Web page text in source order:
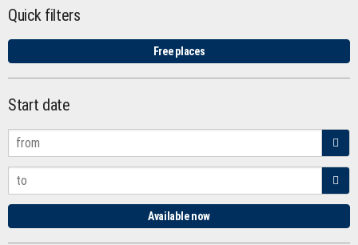
Quick filters
Free places
Start date
Available now